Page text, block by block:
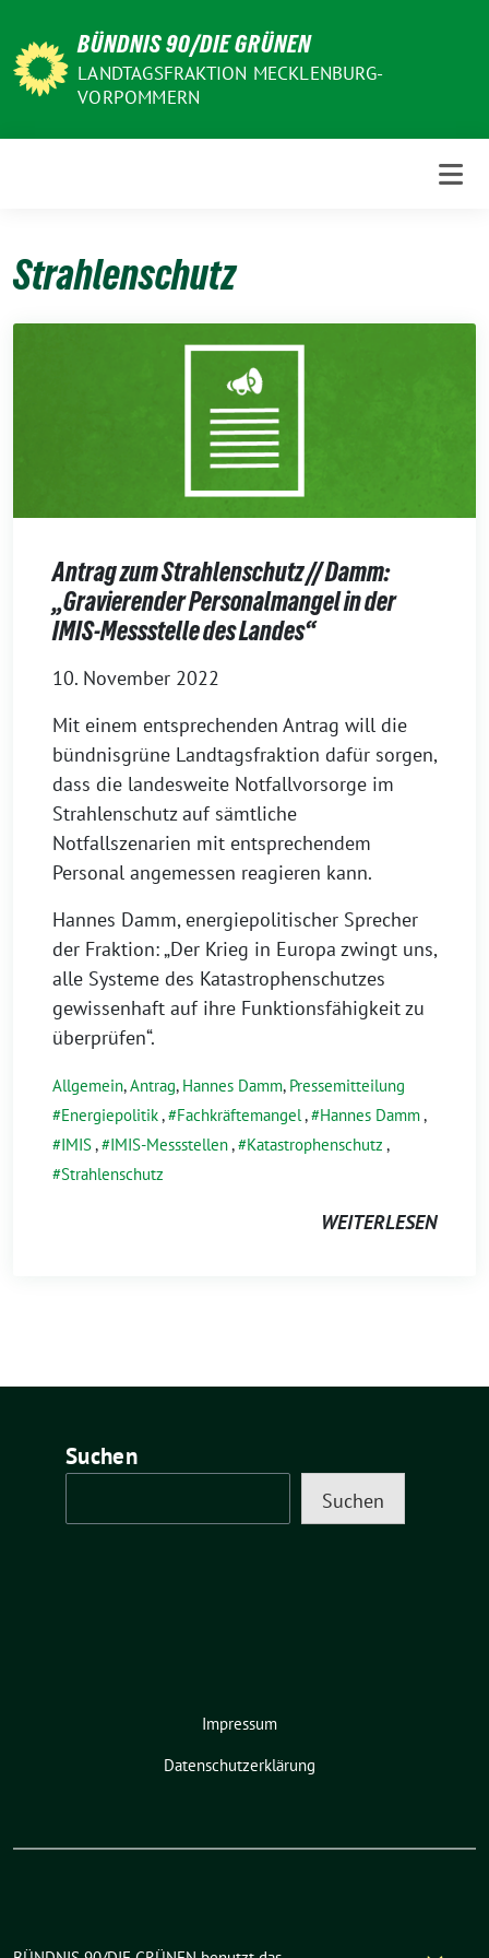
zum
Inhalt
BÜNDNIS 90/DIE GRÜNEN
LANDTAGSFRAKTION MECKLENBURG-
VORPOMMERN
Strahlenschutz
Antrag zum Strahlenschutz // Damm:
„Gravierender Personalmangel in der
IMIS-Messstelle des Landes“
10. November 2022
Mit einem entsprechenden Antrag will die
bündnisgrüne Landtagsfraktion dafür sorgen,
dass die landesweite Notfallvorsorge im
Strahlenschutz auf sämtliche
Notfallszenarien mit entsprechendem
Personal angemessen reagieren kann.
Hannes Damm, energiepolitischer Sprecher
der Fraktion: „Der Krieg in Europa zwingt uns,
alle Systeme des Katastrophenschutzes
gewissenhaft auf ihre Funktionsfähigkeit zu
überprüfen“.
Allgemein,Antrag, Hannes Damm, Pressemitteilung
Energiepolitik, Fachkräftemangel, Hannes Damm,
IMIS, IMIS-Messstellen, Katastrophenschutz ,
Strahlenschutz
WEITERLESEN
Suchen
Suchen
Impressum
Datenschutzerklärung